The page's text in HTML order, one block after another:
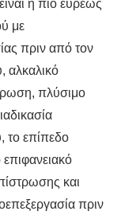
η πιο ευρέως
με
πριν από τον
αλκαλικό
πλύσιμο
το επίπεδο
και
πριν